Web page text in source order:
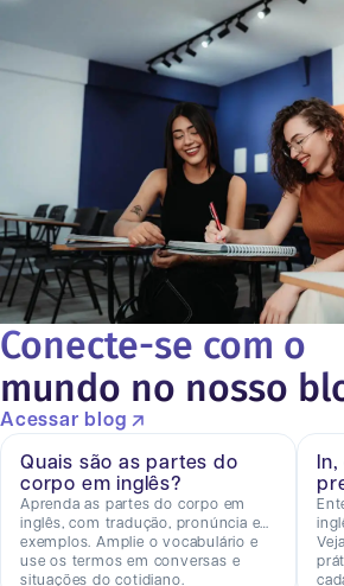
Conecte-se com o
mundo no nosso
Acessar blog
Quais são as partes do
corpo em inglês?
Aprenda as partes do corpo em
inglês, com tradução, pronúncia e
exemplos. Amplie o vocabulário e
use os termos em conversas e
situações do cotidiano.